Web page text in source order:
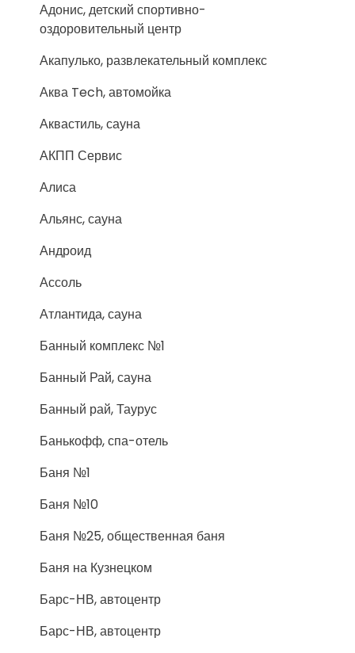
Адонис, детский спортивно-
оздоровительный центр
Акапулько, развлекательный комплекс
Аква Tech, автомойка
Аквастиль, сауна
АКПП Сервис
Алиса
Альянс, сауна
Андроид
Ассоль
Атлантида, сауна
Банный комплекс №1
Банный Рай, сауна
Банный рай, Таурус
Банькофф, спа-отель
Баня №1
Баня №10
Баня №25, общественная баня
Баня на Кузнецком
Барс-НВ, автоцентр
Барс-НВ, автоцентр